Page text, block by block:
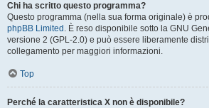
Chi ha scritto questo programma?
Questo programma (nella sua forma originale) è
phpBB Limited . È reso disponibile sotto la GNU
versione 2 (GPL-2.0) e può essere liberamente
collegamento per maggiori informazioni.
Top
Perché la caratteristica X non è disponibile?